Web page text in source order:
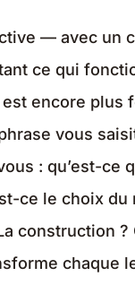
— avec un
ce qui
encore plus
vous
: qu’est-ce
ce le choix du
construction ?
chaque